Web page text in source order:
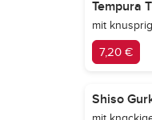
Tempura
mit
7,20 €
Shiso